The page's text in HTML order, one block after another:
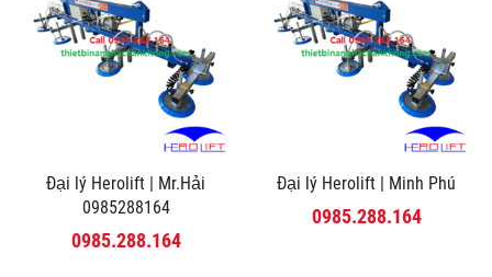
Đại lý Herolift | Mr.Hải
0985288164
0985.288.164
Đại lý Herolift | Minh Phú
0985.288.164